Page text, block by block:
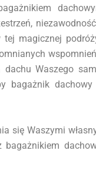
magicznej
Waszego
bagażnik dachowy
się Waszymi